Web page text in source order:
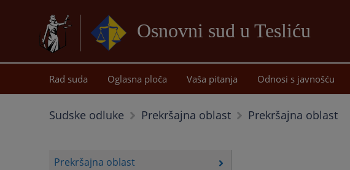
Osnovni sud u Tesliću
sadržaj
Rad suda Oglasna ploča Vaša pitanja Odnosi s javnošću
Sudske odluke Prekršajna oblast Prekršajna oblast
Prekršajna oblast